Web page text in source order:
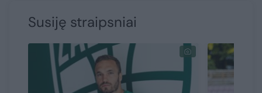
Susiję straipsniai